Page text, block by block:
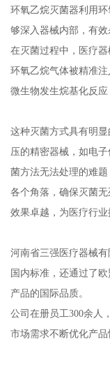
环氧乙烷灭菌器利用
够深入器械内部，有效
在灭菌过程中，医疗
环氧乙烷气体被精准
微生物发生烷基化反应
这种灭菌方式具有明
压的精密器械，如电
菌方法无法处理的难
各个角落，确保灭菌
效果卓越，为医疗行业
河南省三强医疗器械
国内标准，还通过了
产品的国际品质。
公司在册员工300余人
市场需求不断优化产品